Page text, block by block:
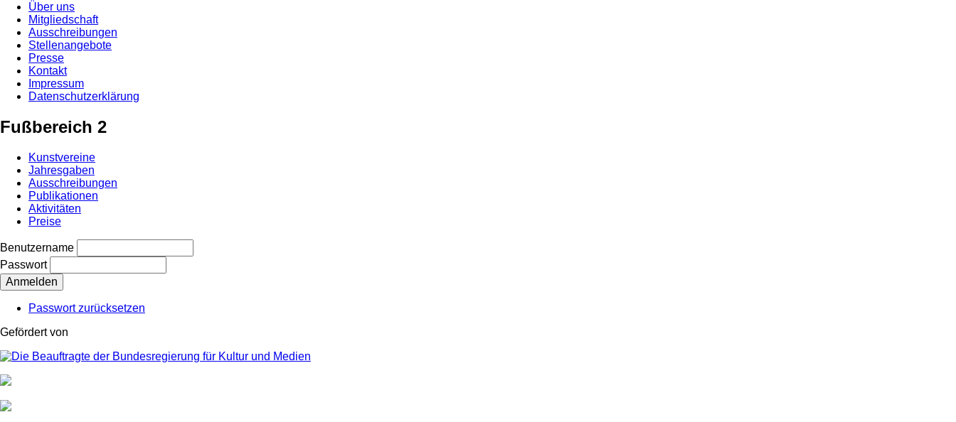
Über uns
Mitgliedschaft
Ausschreibungen
Stellenangebote
Presse
Kontakt
Impressum
Datenschutzerklärung
Fußbereich 2
Kunstvereine
Jahresgaben
Ausschreibungen
Publikationen
Aktivitäten
Preise
Benutzername
Passwort
Passwort zurücksetzen
Gefördert von